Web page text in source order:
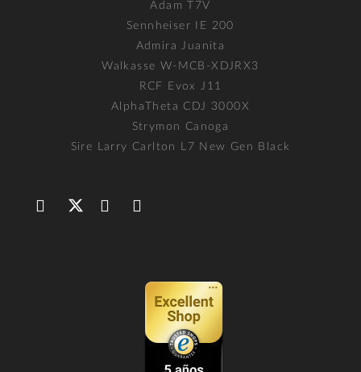
Adam T7V
Sennheiser IE 200
Admira Juanita
Walkasse W-MCB-XDJRX3
RCF Evox J11
AlphaTheta CDJ 3000X
Strymon Canoga
Sire Larry Carlton L7 New Gen Black